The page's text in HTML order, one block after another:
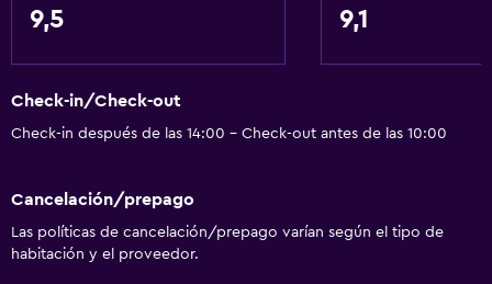
9,5 9,1
Check-in/Check-out
Check-in después de las 14:00 - Check-out antes de las 10:00
Cancelación/prepago
Las políticas de cancelación/prepago varían según el tipo de
habitación y el proveedor.